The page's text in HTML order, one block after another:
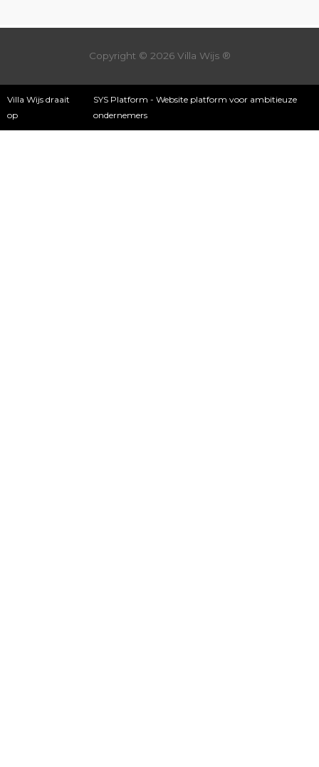
Copyright © 2026 Villa Wijs®
Villa Wijs draait
op
SYS Platform - Website platform voor ambitieuze
ondernemers